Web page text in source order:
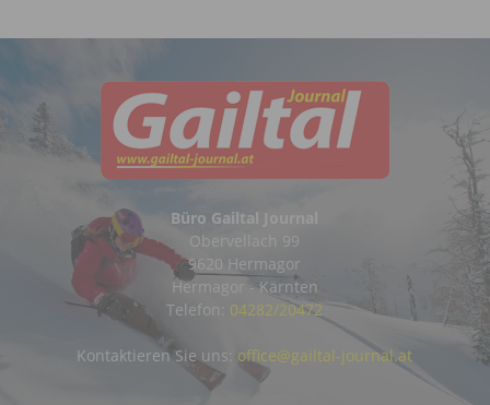
Büro Gailtal Journal
Obervellach 99
9620 Hermagor
Hermagor - Kärnten
Telefon: 04282/20472
Kontaktieren Sie uns: office@gailtal-journal.at